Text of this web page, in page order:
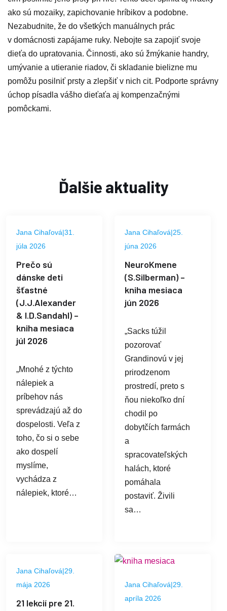
ako sú mozaiky, zapichovanie hríbikov a podobne.
Nezabudnite, že do všetkých manuálnych prác
v domácnosti zapájame ruky. Nebojte sa zapojiť svoje
dieťa do upratovania. Činnosti, ako sú žmýkanie handry,
umývanie a utieranie riadov, či skladanie bielizne mu
pomôžu posilniť prsty a zlepšiť v nich cit. Podporte správny
úchop písadla vášho dieťaťa aj kompenzačnými
pomôckami.
Ďalšie aktuality
Jana Cihaľová|31.
júla 2026
Prečo sú
dánske deti
šťastné
(J.J.Alexander
& I.D.Sandahl) –
kniha mesiaca
júl 2026
„Mnohé z týchto
nálepiek a
príbehov nás
sprevádzajú až do
dospelosti. Veľa z
toho, čo si o sebe
ako dospelí
myslíme,
vychádza z
nálepiek, ktoré…
Jana Cihaľová|25.
júna 2026
NeuroKmene
(S.Silberman) –
kniha mesiaca
jún 2026
„Sacks túžil
pozorovať
Grandinovú v jej
prirodzenom
prostredí, preto s
ňou niekoľko dní
chodil po
dobytčích farmách
a
spracovateľských
halách, ktoré
pomáhala
postaviť. Živili
sa…
Jana Cihaľová|29.
mája 2026
21 lekcií pre 21.
Jana Cihaľová|29.
apríla 2026